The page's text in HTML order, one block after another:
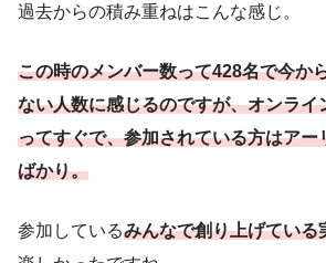
過去からの積み重ねはこんな感じ。
この時のメンバー数って428名で今か
ない人数に感じるのですが、オンライ
ってすぐで、参加されている方はアー
ばかり。
参加しているみんなで創り上げている